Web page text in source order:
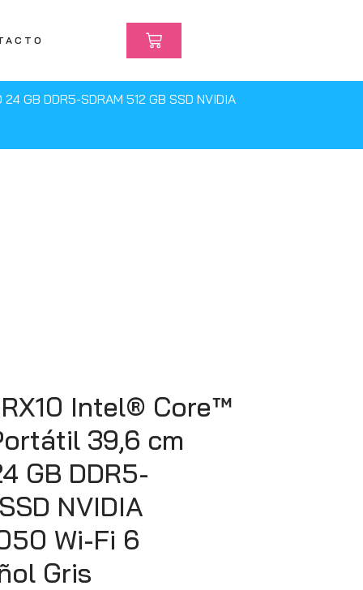
GB DDR5-SDRAM 512 GB SSD NVIDIA
Intel® Core™
39,6 cm
GB DDR5-
NVIDIA
Wi-Fi 6
Gris